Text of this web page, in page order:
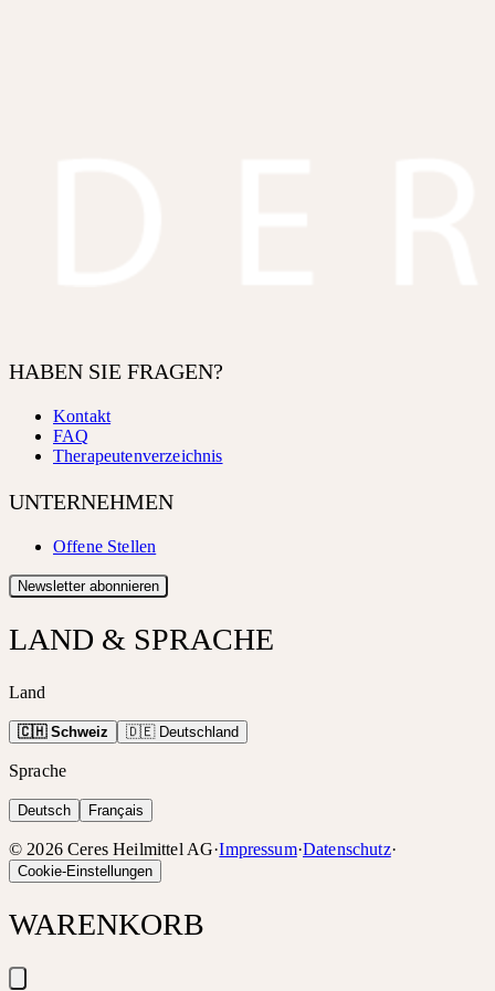
HABEN SIE FRAGEN?
Kontakt
FAQ
Therapeutenverzeichnis
UNTERNEHMEN
Offene Stellen
Newsletter abonnieren
LAND & SPRACHE
Land
🇨🇭 Schweiz 🇩🇪 Deutschland
Sprache
Deutsch Français
© 2026 Ceres Heilmittel AG·Impressum·Datenschutz·
Cookie-Einstellungen
WARENKORB